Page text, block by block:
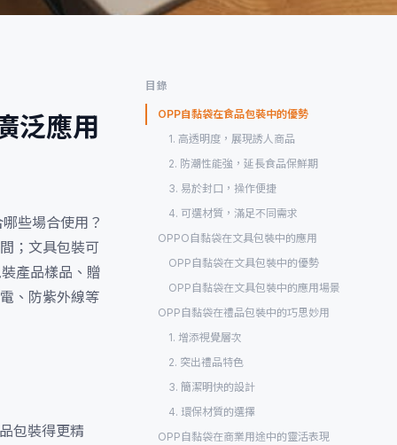
泛應用
些場合使用？
；文具包裝可
產品樣品、贈
、防紫外線等
包裝得更精
目錄
OPP自黏袋在食品包裝中的優勢
1. 高透明度，展現誘人商品
2. 防潮性能強，延長食品保鮮期
3. 易於封口，操作便捷
4. 可選材質，滿足不同需求
OPPO自黏袋在文具包裝中的應用
OPP自黏袋在文具包裝中的優勢
OPP自黏袋在文具包裝中的應用場景
OPP自黏袋在禮品包裝中的巧思妙用
1. 增添視覺層次
2. 突出禮品特色
3. 簡潔明快的設計
4. 環保材質的選擇
OPP自黏袋在商業用途中的靈活表現